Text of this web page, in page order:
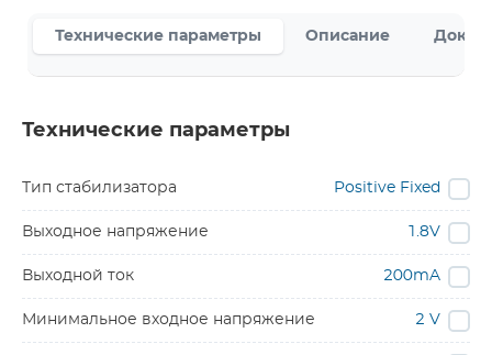
Технические параметры Описание
Технические параметры
Тип стабилизатора Positive Fixed
Выходное напряжение 1.8V
Выходной ток 200mA
Минимальное входное напряжение 2 V